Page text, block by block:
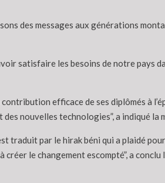
des messages aux générations
satisfaire les besoins de notre pays
efficace de ses diplômés à
nouvelles technologies”, a indiqué la
traduit par le hirak béni qui a plaidé
le changement escompté”, a conclu